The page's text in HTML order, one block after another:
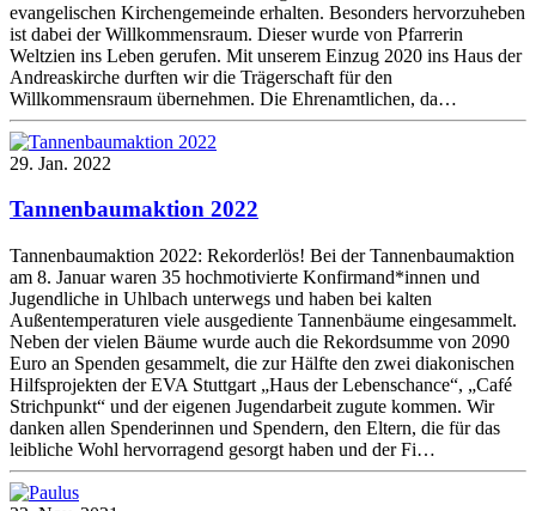
evangelischen Kirchengemeinde erhalten. Besonders hervorzuheben
ist dabei der Willkommensraum. Dieser wurde von Pfarrerin
Weltzien ins Leben gerufen. Mit unserem Einzug 2020 ins Haus der
Andreaskirche durften wir die Trägerschaft für den
Willkommensraum übernehmen. Die Ehrenamtlichen, da…
29. Jan. 2022
Tannenbaumaktion 2022
Tannenbaumaktion 2022: Rekorderlös! Bei der Tannenbaumaktion
am 8. Januar waren 35 hochmotivierte Konfirmand*innen und
Jugendliche in Uhlbach unterwegs und haben bei kalten
Außentemperaturen viele ausgediente Tannenbäume eingesammelt.
Neben der vielen Bäume wurde auch die Rekordsumme von 2090
Euro an Spenden gesammelt, die zur Hälfte den zwei diakonischen
Hilfsprojekten der EVA Stuttgart „Haus der Lebenschance“, „Café
Strichpunkt“ und der eigenen Jugendarbeit zugute kommen. Wir
danken allen Spenderinnen und Spendern, den Eltern, die für das
leibliche Wohl hervorragend gesorgt haben und der Fi…